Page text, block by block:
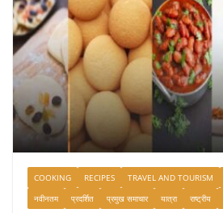
COOKING RECIPES TRAVEL AND TOURISM
नवीनतम
प्रदर्शित प्रमुख समाचार यात्रा राष्ट्रीय